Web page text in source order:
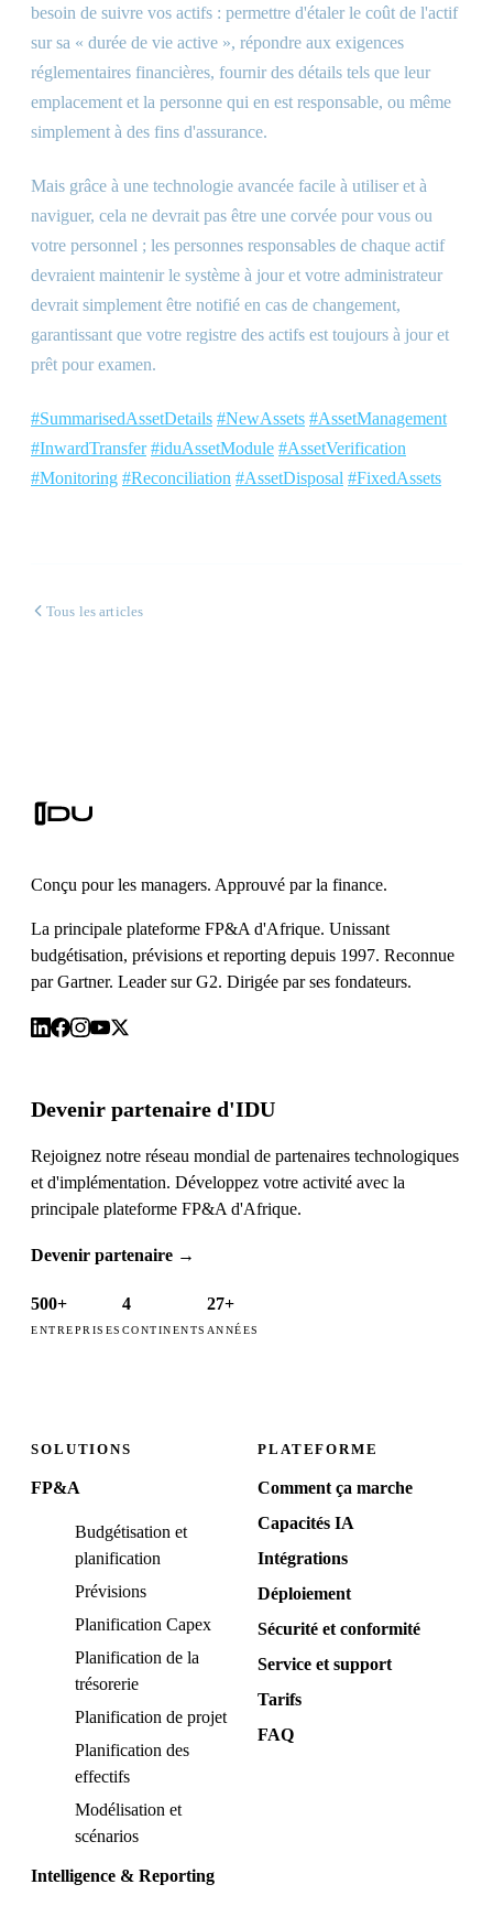
besoin de suivre vos actifs : permettre d'étaler le coût de l'actif
sur sa « durée de vie active », répondre aux exigences
réglementaires financières, fournir des détails tels que leur
emplacement et la personne qui en est responsable, ou même
simplement à des fins d'assurance.
Mais grâce à une technologie avancée facile à utiliser et à
naviguer, cela ne devrait pas être une corvée pour vous ou
votre personnel ; les personnes responsables de chaque actif
devraient maintenir le système à jour et votre administrateur
devrait simplement être notifié en cas de changement,
garantissant que votre registre des actifs est toujours à jour et
prêt pour examen.
#SummarisedAssetDetails #NewAssets #AssetManagement
#InwardTransfer #iduAssetModule #AssetVerification
#Monitoring #Reconciliation #AssetDisposal #FixedAssets
Tous les articles
Conçu pour les managers. Approuvé par la finance.
La principale plateforme FP&A d'Afrique. Unissant
budgétisation, prévisions et reporting depuis 1997. Reconnue
par Gartner. Leader sur G2. Dirigée par ses fondateurs.
Devenir partenaire d'IDU
Rejoignez notre réseau mondial de partenaires technologiques
et d'implémentation. Développez votre activité avec la
principale plateforme FP&A d'Afrique.
Devenir partenaire →
500+
ENTREPRISES
4
CONTINENTS
27+
ANNÉES
SOLUTIONS
FP&A
Budgétisation et
planification
Prévisions
Planification Capex
Planification de la
trésorerie
Planification de projet
Planification des
effectifs
Modélisation et
scénarios
Intelligence & Reporting
PLATEFORME
Comment ça marche
Capacités IA
Intégrations
Déploiement
Sécurité et conformité
Service et support
Tarifs
FAQ